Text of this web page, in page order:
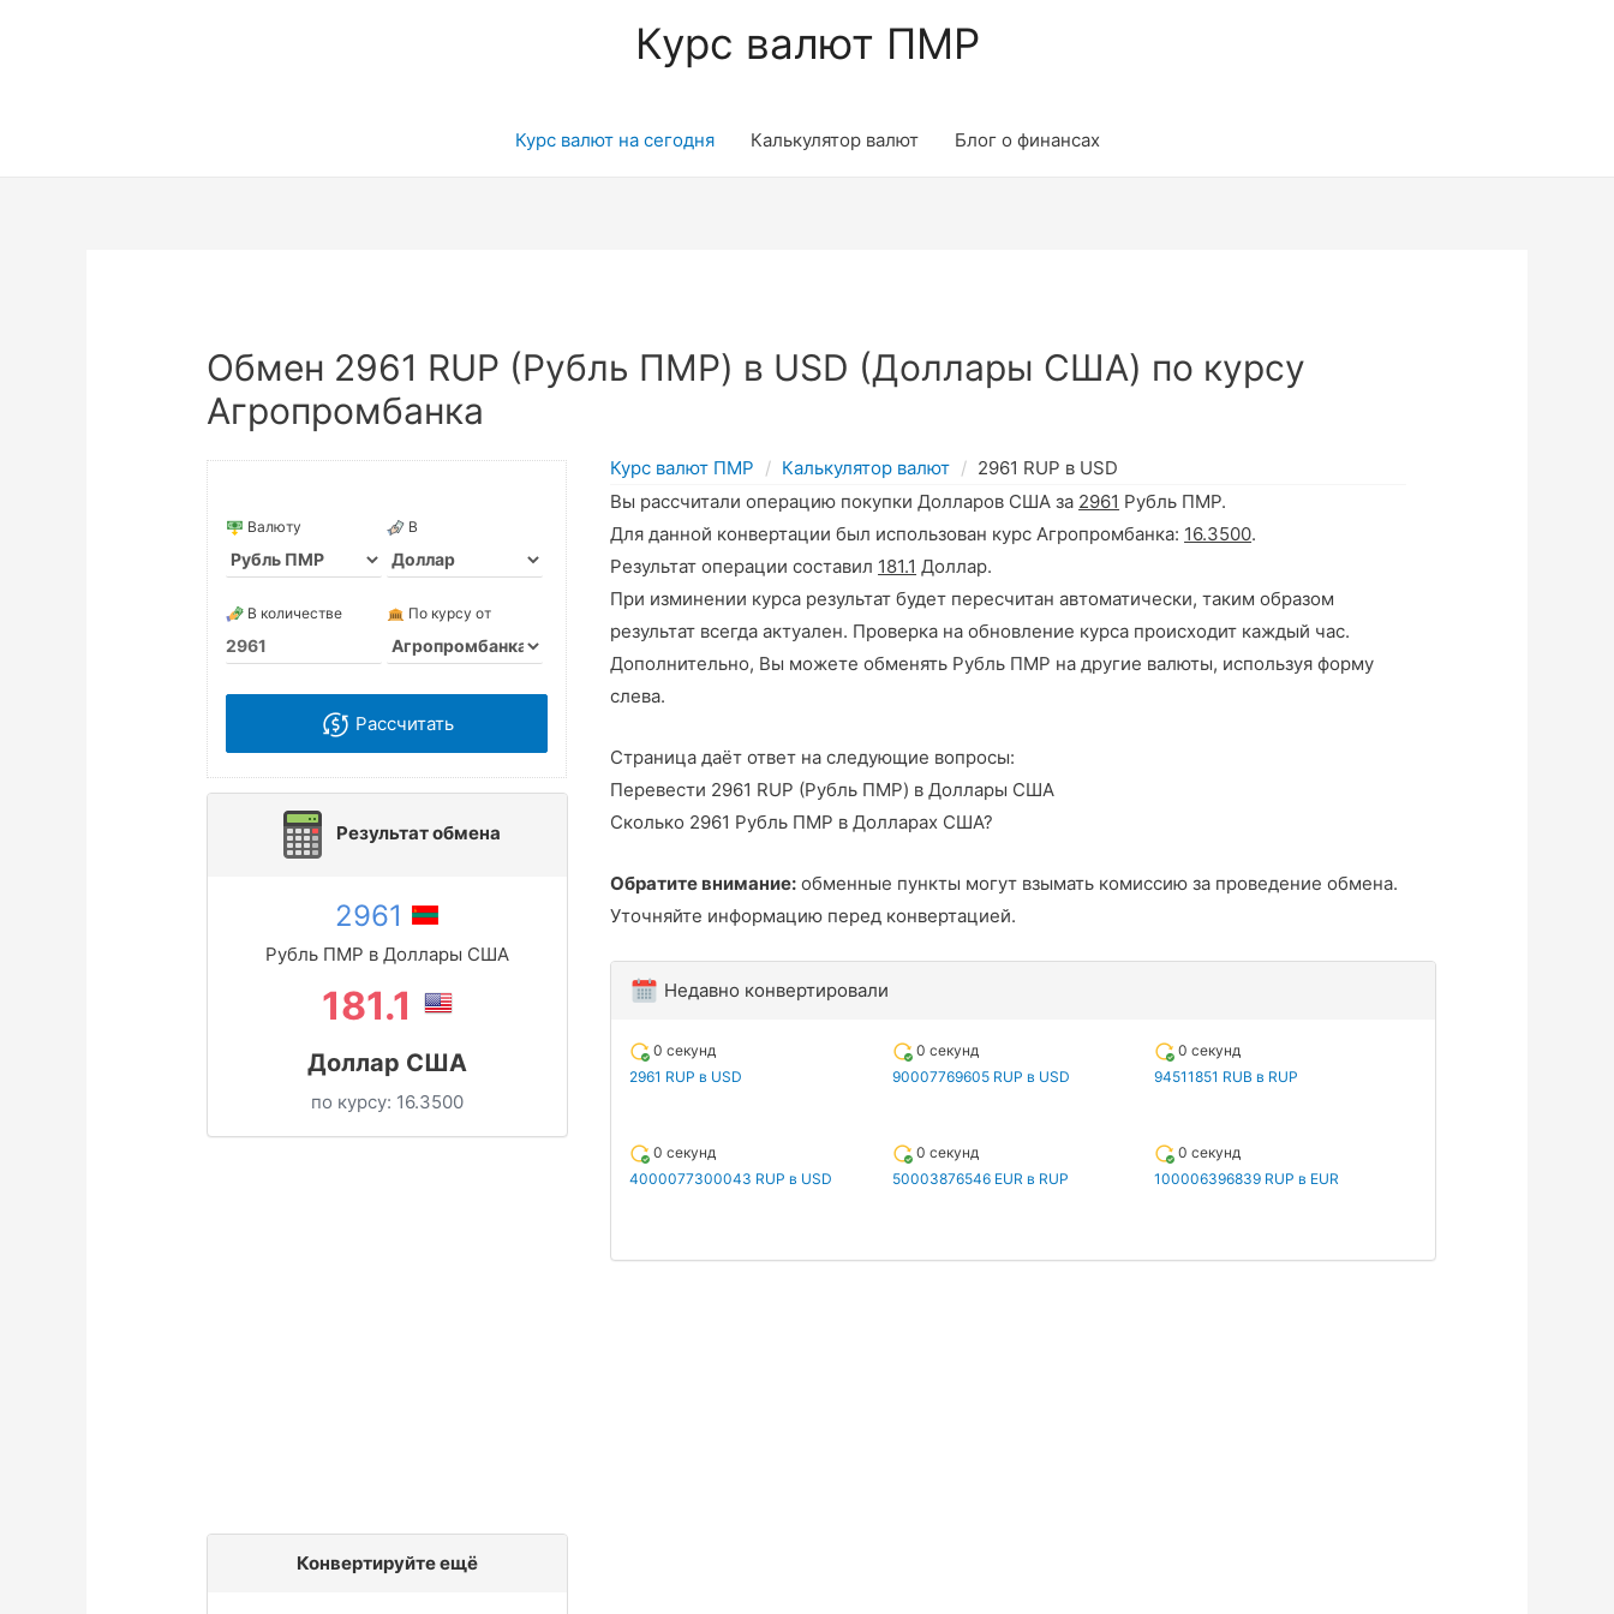
Курс валют ПМР
Курс валют на сегодня Калькулятор валют Блог о финансах
Обмен 2961 RUP (Рубль ПМР) в USD (Доллары США) по курсу
Агропромбанка
Валюту В
В количестве По курсу от
Рассчитать
Результат обмена
2961
Рубль ПМР в Доллары США
181.1
Доллар США
по курсу: 16.3500
Конвертируйте ещё
Курс валют ПМР Калькулятор валют
2961 RUP в USD
Вы рассчитали операцию покупки Долларов США за 2961 Рубль ПМР.
Для данной конвертации был использован курс Агропромбанка: 16.3500.
Результат операции составил 181.1 Доллар.
При изминении курса результат будет пересчитан автоматически, таким образом
результат всегда актуален. Проверка на обновление курса происходит каждый час.
Дополнительно, Вы можете обменять Рубль ПМР на другие валюты, используя форму
слева.
Страница даёт ответ на следующие вопросы:
Перевести 2961 RUP (Рубль ПМР) в Доллары США
Сколько 2961 Рубль ПМР в Долларах США?
Обратите внимание: обменные пункты могут взымать комиссию за проведение обмена.
Уточняйте информацию перед конвертацией.
Недавно конвертировали
0 секунд
2961 RUP в USD
0 секунд
90007769605 RUP в USD
0 секунд
94511851 RUB в RUP
0 секунд
4000077300043 RUP в USD
0 секунд
50003876546 EUR в RUP
0 секунд
100006396839 RUP в EUR